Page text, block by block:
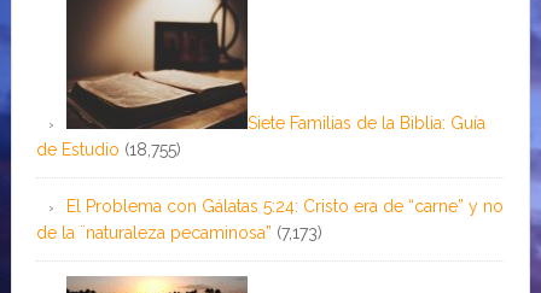
Siete Familias de la Biblia: Guía
de Estudio (18,755)
El Problema con Gálatas 5:24: Cristo era de “carne” y no
de la ¨naturaleza pecaminosa” (7,173)